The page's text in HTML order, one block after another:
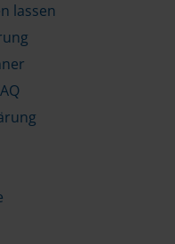
lassen